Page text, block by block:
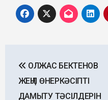
navigation
ОЛЖАС БЕКТЕНОВ
ЖЕҢІЛ ӨНЕРКӘСІПТІ
ДАМЫТУ ТӘСІЛДЕРІН